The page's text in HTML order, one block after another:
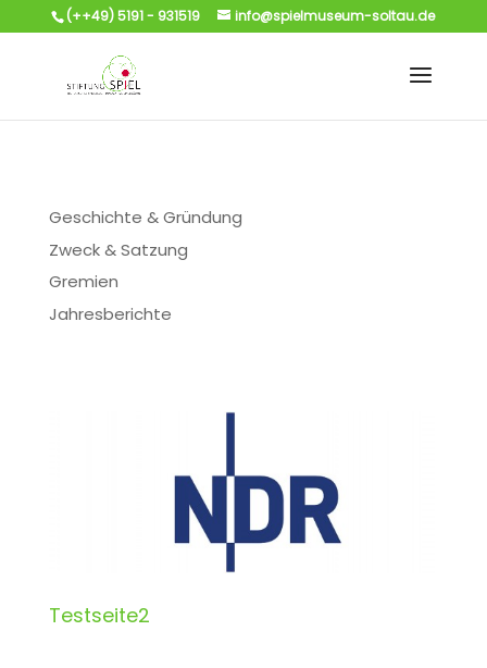
(++49) 5191 - 931519 info@spielmuseum-soltau.de
Geschichte & Gründung
Zweck & Satzung
Gremien
Jahresberichte
Testseite2